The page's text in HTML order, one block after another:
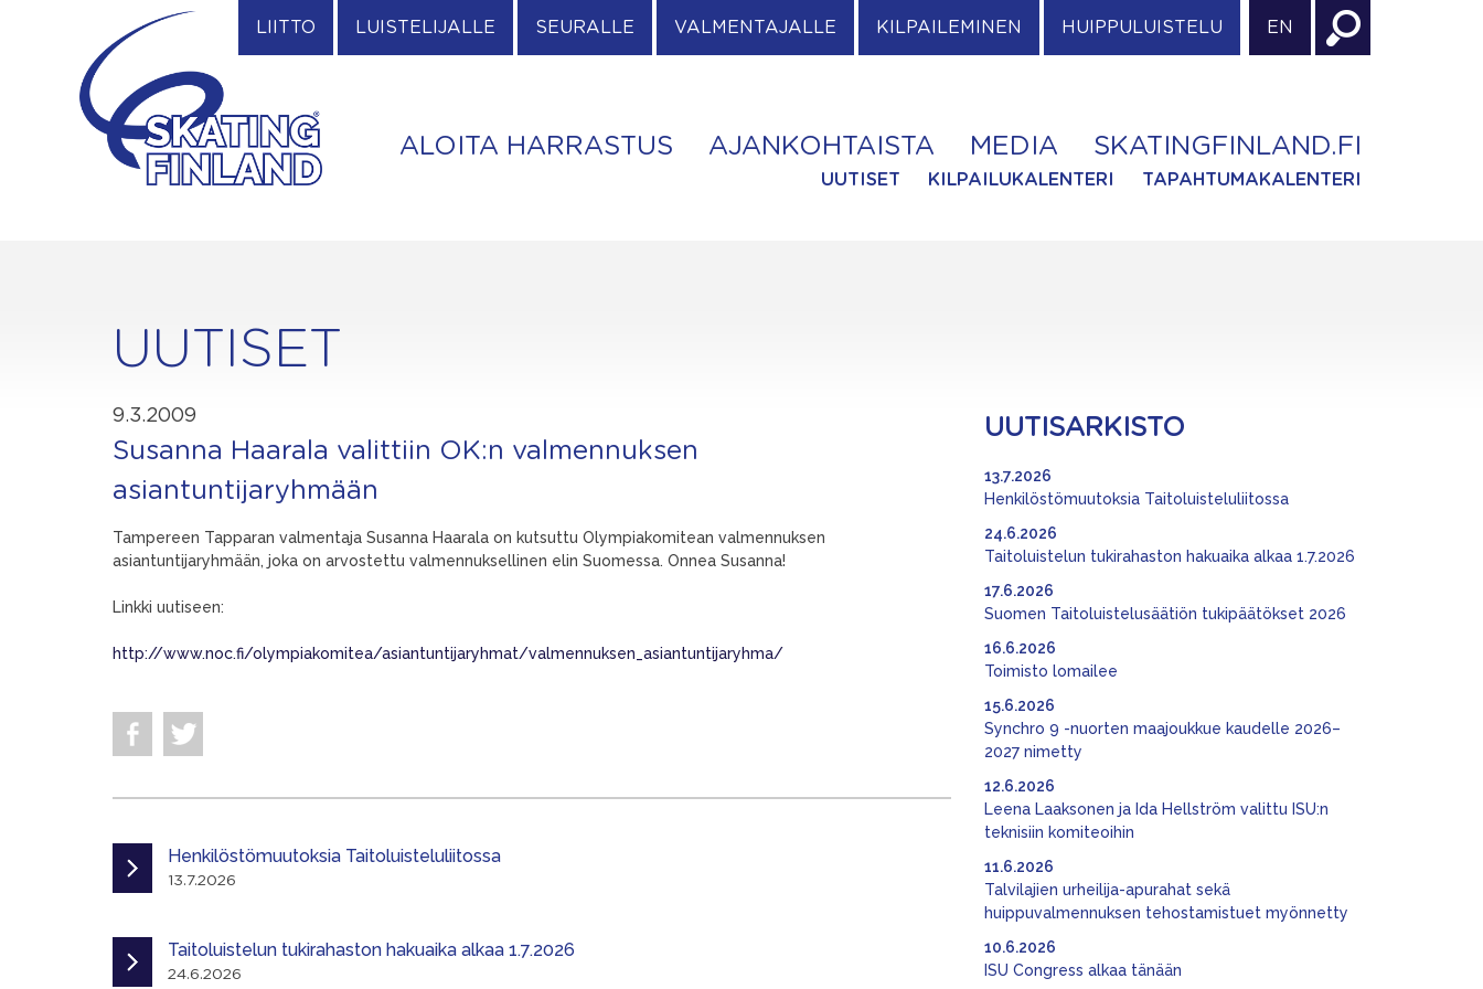
LIITTO LUISTELIJALLE SEURALLE VALMENTAJALLE KILPAILEMINEN HUIPPULUISTELU EN
ALOITA HARRASTUS AJANKOHTAISTA MEDIA SKATINGFINLAND.FI
UUTISET KILPAILUKALENTERI TAPAHTUMAKALENTERI
UUTISET
9.3.2009
Susanna Haarala valittiin OK:n valmennuksen
asiantuntijaryhmään
Tampereen Tapparan valmentaja Susanna Haarala on kutsuttu Olympiakomitean valmennuksen
asiantuntijaryhmään, joka on arvostettu valmennuksellinen elin Suomessa. Onnea Susanna!
Linkki uutiseen:
http://www.noc.fi/olympiakomitea/asiantuntijaryhmat/valmennuksen_asiantuntijaryhma/
Henkilöstömuutoksia Taitoluisteluliitossa
13.7.2026
Taitoluistelun tukirahaston hakuaika alkaa 1.7.2026
24.6.2026
UUTISARKISTO
Henkilöstömuutoksia Taitoluisteluliitossa
13.7.2026
Taitoluistelun tukirahaston hakuaika alkaa 1.7.2026
24.6.2026
Suomen Taitoluistelusäätiön tukipäätökset 2026
17.6.2026
Toimisto lomailee
16.6.2026
Synchro 9 -nuorten maajoukkue kaudelle 2026–
2027 nimetty
15.6.2026
Leena Laaksonen ja Ida Hellström valittu ISU:n
teknisiin komiteoihin
12.6.2026
Talvilajien urheilija-apurahat sekä
huippuvalmennuksen tehostamistuet myönnetty
11.6.2026
ISU Congress alkaa tänään
10.6.2026